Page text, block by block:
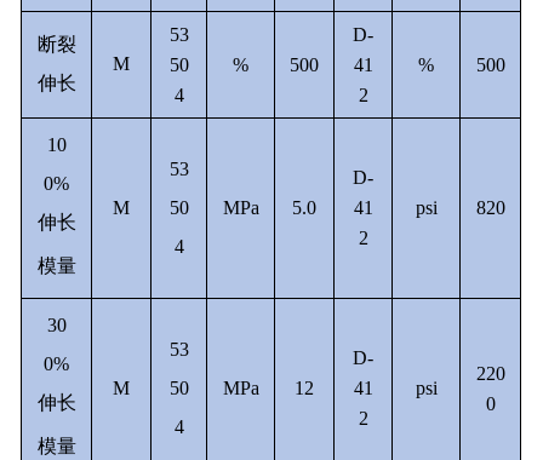
断裂
伸长
M
53
50
4
% 500
D-
41
2
% 500
10
0%
伸长
模量
M
53
50
4
MPa 5.0
D-
41
2
psi 820
30
0%
伸长
模量
M
53
50
4
MPa 12
D-
41
2
psi
220
0